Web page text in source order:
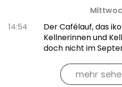
14:54
Der Cafélauf, das
Kellnerinnen und
doch nicht im
mehr